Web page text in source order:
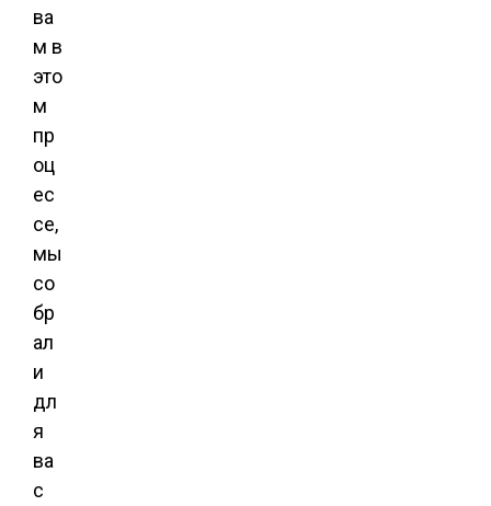
ва
м в
это
м
пр
оц
ес
се,
мы
со
бр
ал
и
дл
я
ва
с